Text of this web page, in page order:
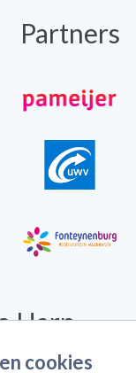
cookies
Partners
Harp
voorbehouden -